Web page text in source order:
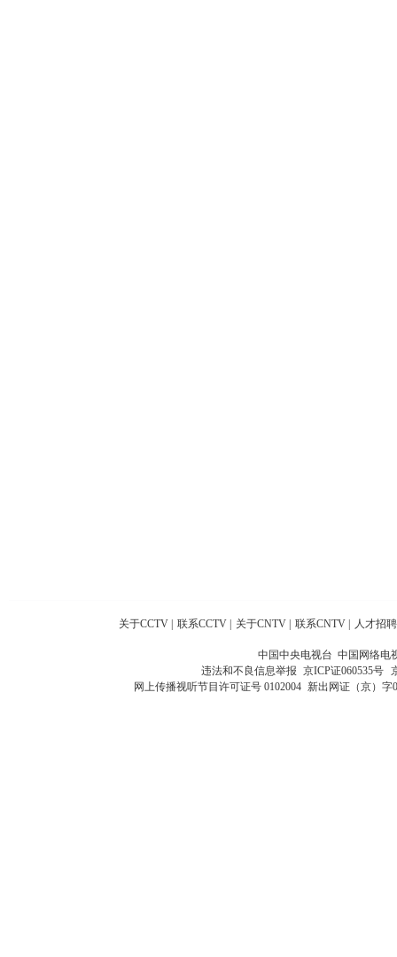
关于CCTV 联系CCTV 关于CNTV 联系CNTV 人才招聘
中国中央电视台 中国网络电
违法和不良信息举报 京ICP证060535号
网上传播视听节目许可证号 0102004 新出网证（京）